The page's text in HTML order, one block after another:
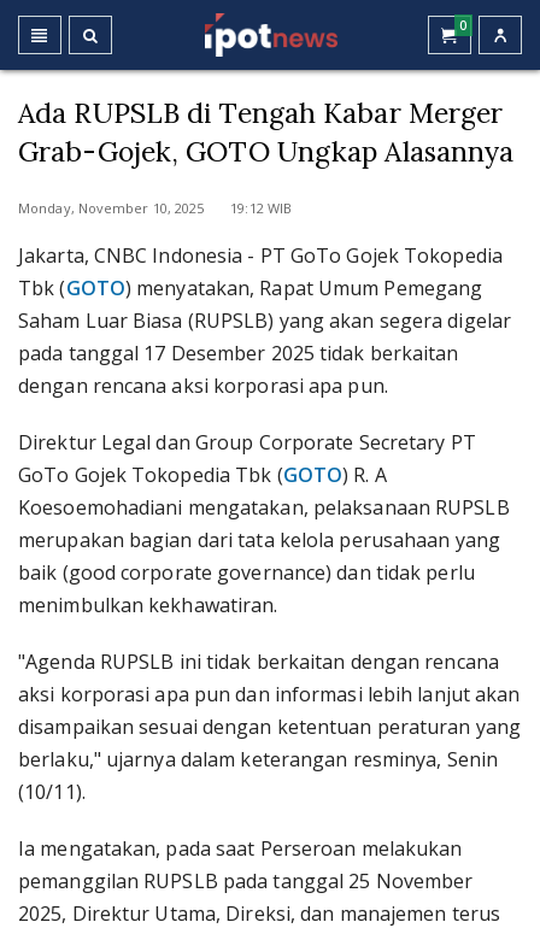
0
Ada RUPSLB di Tengah Kabar Merger
Grab-Gojek, GOTO Ungkap Alasannya
Monday, November 10, 2025 19:12 WIB
Jakarta, CNBC Indonesia - PT GoTo Gojek Tokopedia
Tbk (GOTO) menyatakan, Rapat Umum Pemegang
Saham Luar Biasa (RUPSLB) yang akan segera digelar
pada tanggal 17 Desember 2025 tidak berkaitan
dengan rencana aksi korporasi apa pun.
Direktur Legal dan Group Corporate Secretary PT
GoTo Gojek Tokopedia Tbk (GOTO) R. A
Koesoemohadiani mengatakan, pelaksanaan RUPSLB
merupakan bagian dari tata kelola perusahaan yang
baik (good corporate governance) dan tidak perlu
menimbulkan kekhawatiran.
"Agenda RUPSLB ini tidak berkaitan dengan rencana
aksi korporasi apa pun dan informasi lebih lanjut akan
disampaikan sesuai dengan ketentuan peraturan yang
berlaku," ujarnya dalam keterangan resminya, Senin
(10/11).
Ia mengatakan, pada saat Perseroan melakukan
pemanggilan RUPSLB pada tanggal 25 November
2025, Direktur Utama, Direksi, dan manajemen terus